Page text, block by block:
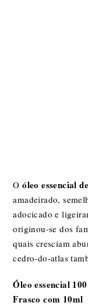
O óleo essencial
amadeirado,
adocicado e
originou-se dos
quais cresciam
cedro-do-atlas
Óleo essencial
Frasco com 10ml